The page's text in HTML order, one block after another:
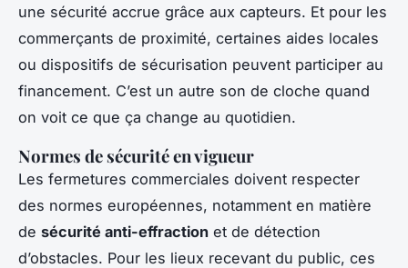
une sécurité accrue grâce aux capteurs. Et pour les
commerçants de proximité, certaines aides locales
ou dispositifs de sécurisation peuvent participer au
financement. C’est un autre son de cloche quand
on voit ce que ça change au quotidien.
Normes de sécurité en vigueur
Les fermetures commerciales doivent respecter
des normes européennes, notamment en matière
de sécurité anti-effraction et de détection
d’obstacles. Pour les lieux recevant du public, ces